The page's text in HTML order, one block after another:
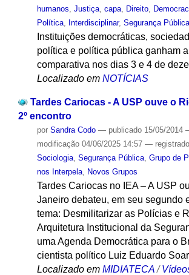
humanos Justiça, capa, Direito,
Política, Interdisciplinar, Segurança Pública
Instituições democráticas,
política e política pública ganham
comparativa nos dias 3 e 4 de
Localizado em NOTÍCIAS
Tardes Cariocas - A USP ouve o
2º encontro
por Sandra Codo — publicado15/05/2014
modificação04/06/2025 14:57 —
Sociologia, Segurança Pública, Grupo de
nos Interpela, Novos Grupos
Tardes Cariocas no IEA – A USP
Janeiro debateu, em seu segundo
tema: Desmilitarizar as Polícias e
Arquitetura Institucional da
uma Agenda Democrática para o
cientista político Luiz Eduardo
Localizado em MIDIATECA /